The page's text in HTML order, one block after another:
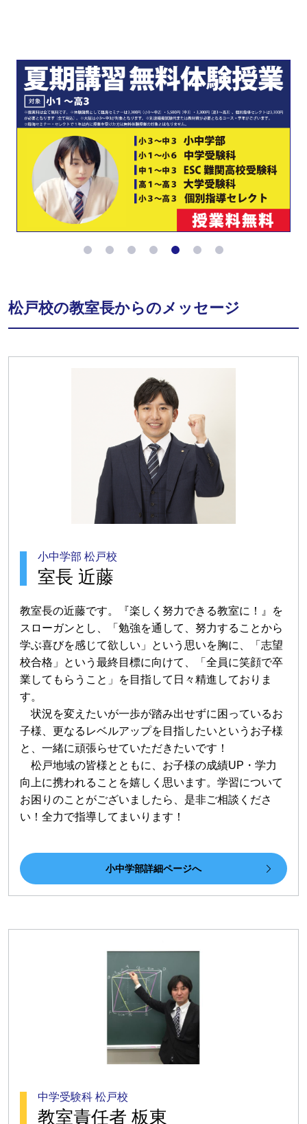
松戸校の教室長からのメッセージ
小中学部 松戸校
室長 近藤
教室長の近藤です。『楽しく努力できる教室に！』を
スローガンとし、「勉強を通して、努力することから
学ぶ喜びを感じて欲しい」という思いを胸に、「志望
校合格」という最終目標に向けて、「全員に笑顔で卒
業してもらうこと」を目指して日々精進しておりま
す。
状況を変えたいが一歩が踏み出せずに困っているお
子様、更なるレベルアップを目指したいというお子様
と、一緒に頑張らせていただきたいです！
松戸地域の皆様とともに、お子様の成績UP・学力
向上に携われることを嬉しく思います。学習について
お困りのことがございましたら、是非ご相談くださ
い！全力で指導してまいります！
小中学部詳細ページへ
中学受験科 松戸校
教室責任者 板東